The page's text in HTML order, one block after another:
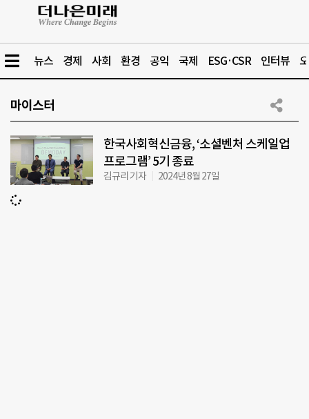
뉴스 경제 사회 환경 공익 국제 ESG·CSR 인터뷰
마이스터
한국사회혁신금융, ‘소셜벤처 스케일업
프로그램’ 5기 종료
김규리 기자 2024년 8월 27일